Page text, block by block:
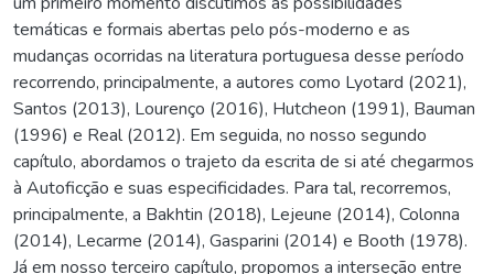
temáticas e formais abertas pelo pós-moderno e as
mudanças ocorridas na literatura portuguesa desse período
recorrendo, principalmente, a autores como Lyotard (2021),
Santos (2013), Lourenço (2016), Hutcheon (1991), Bauman
(1996) e Real (2012). Em seguida, no nosso segundo
capítulo, abordamos o trajeto da escrita de si até chegarmos
à Autoficção e suas especificidades. Para tal, recorremos,
principalmente, a Bakhtin (2018), Lejeune (2014), Colonna
(2014), Lecarme (2014), Gasparini (2014) e Booth (1978).
Já em nosso terceiro capítulo, propomos a interseção entre